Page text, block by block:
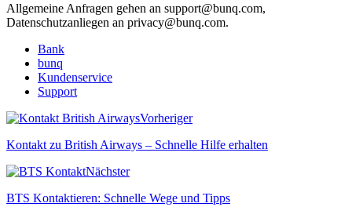
Allgemeine Anfragen gehen an support@bunq.com,
Datenschutzanliegen an privacy@bunq.com.
Bank
bunq
Kundenservice
Support
Vorheriger
Kontakt zu British Airways – Schnelle Hilfe erhalten
Nächster
BTS Kontaktieren: Schnelle Wege und Tipps